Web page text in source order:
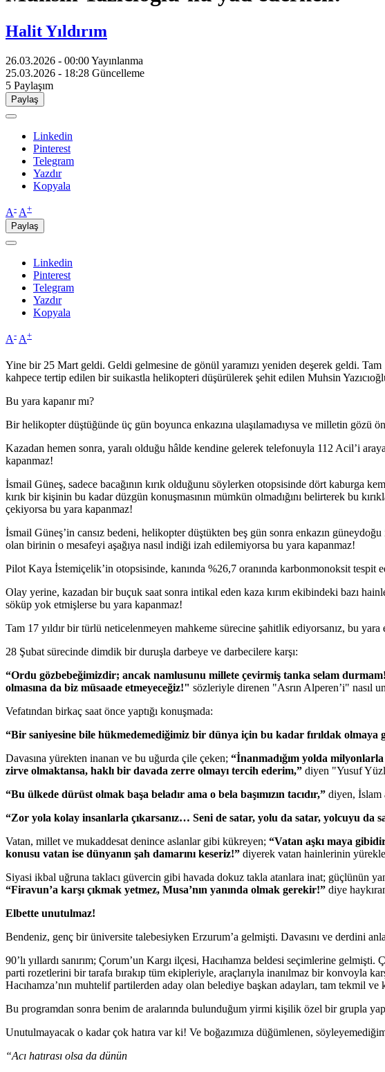
Halit Yıldırım
26.03.2026 - 00:00Yayınlanma
25.03.2026 - 18:28 Güncelleme
5 Paylaşım
Paylaş
Linkedin
Pinterest
Telegram
Yazdır
Kopyala
A- A+
Paylaş
Linkedin
Pinterest
Telegram
Yazdır
Kopyala
A- A+
Yine bir 25 Mart geldi. Geldi gelmesine de gönül yaramızı yeniden deşerek geldi. Tam
kahpece tertip edilen bir suikastla helikopteri düşürülerek şehit edilen Muhsin
Bu yara kapanır mı?
Bir helikopter düştüğünde üç gün boyunca enkazına ulaşılamadıysa ve milletin gözü
Kazadan hemen sonra, yaralı olduğu hâlde kendine gelerek telefonuyla 112 Acil’i
kapanmaz!
İsmail Güneş, sadece bacağının kırık olduğunu söylerken otopsisinde dört kaburga
kırık bir kişinin bu kadar düzgün konuşmasının mümkün olmadığını belirterek bu
çekiyorsa bu yara kapanmaz!
İsmail Güneş’in cansız bedeni, helikopter düştükten beş gün sonra enkazın
olan birinin o mesafeyi aşağıya nasıl indiği izah edilemiyorsa bu yara kapanmaz!
Pilot Kaya İstemiçelik’in otopsisinde, kanında %26,7 oranında karbonmonoksit tespit
Olay yerine, kazadan bir buçuk saat sonra intikal eden kaza kırım ekibindeki bazı
söküp yok etmişlerse bu yara kapanmaz!
Tam 17 yıldır bir türlü neticelenmeyen mahkeme sürecine şahitlik ediyorsanız, bu yara
28 Şubat sürecinde dimdik bir duruşla darbeye ve darbecilere karşı:
“Ordu gözbebeğimizdir; ancak namlusunu millete çevirmiş tanka selam
olmasına da biz müsaade etmeyeceğiz!" sözleriyle direnen "Asrın Alperen’i" nasıl
Vefatından birkaç saat önce yaptığı konuşmada:
“Bir saniyesine bile hükmedemediğimiz bir dünya için bu kadar fırıldak olmaya
Davasına yürekten inanan ve bu uğurda çile çeken; “İnanmadığım yolda
zirve olmaktansa, haklı bir davada zerre olmayı tercih ederim,” diyen "Yusuf
“Bu ülkede dürüst olmak başa beladır ama o bela başımızın tacıdır,” diyen, İslam
“Zor yola kolay insanlarla çıkarsanız… Seni de satar, yolu da satar, yolcuyu da
Vatan, millet ve mukaddesat denince aslanlar gibi kükreyen; “Vatan aşkı maya
konusu vatan ise dünyanın şah damarını keseriz!” diyerek vatan hainlerinin
Siyasi ikbal uğruna taklacı güvercin gibi havada dokuz takla atanlara inat; güçlünün
“Firavun’a karşı çıkmak yetmez, Musa’nın yanında olmak gerekir!” diye
Elbette unutulmaz!
Bendeniz, genç bir üniversite talebesiyken Erzurum’a gelmişti. Davasını ve derdini
90’lı yıllardı sanırım; Çorum’un Kargı ilçesi, Hacıhamza beldesi seçimlerine
parti rozetlerini bir tarafa bırakıp tüm ekipleriyle, araçlarıyla inanılmaz bir konvoyla
Hacıhamza’nın muhtelif partilerden aday olan belediye başkan adayları, tam tekmil
Bu programdan sonra benim de aralarında bulunduğum yirmi kişilik özel bir grupla
Unutulmayacak o kadar çok hatıra var ki! Ve boğazımıza düğümlenen,
“Acı hatırası olsa da dünün